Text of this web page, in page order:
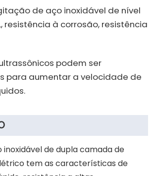
de aço inoxidável de nível
resistência à corrosão, resistência
podem ser
para aumentar a velocidade de
inoxidável de dupla camada de
tem as características de